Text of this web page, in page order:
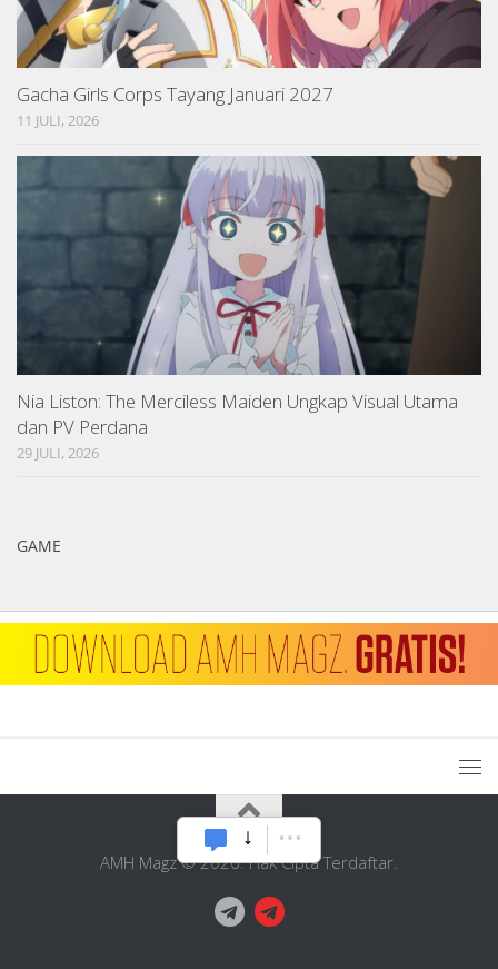
Gacha Girls Corps Tayang Januari 2027
11 JULI, 2026
Nia Liston: The Merciless Maiden Ungkap Visual Utama
dan PV Perdana
29 JULI, 2026
GAME
AMH Magz © 2026. Hak Cipta Terdaftar.